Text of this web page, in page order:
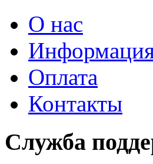
О нас
Оплата
Контакты
Служба